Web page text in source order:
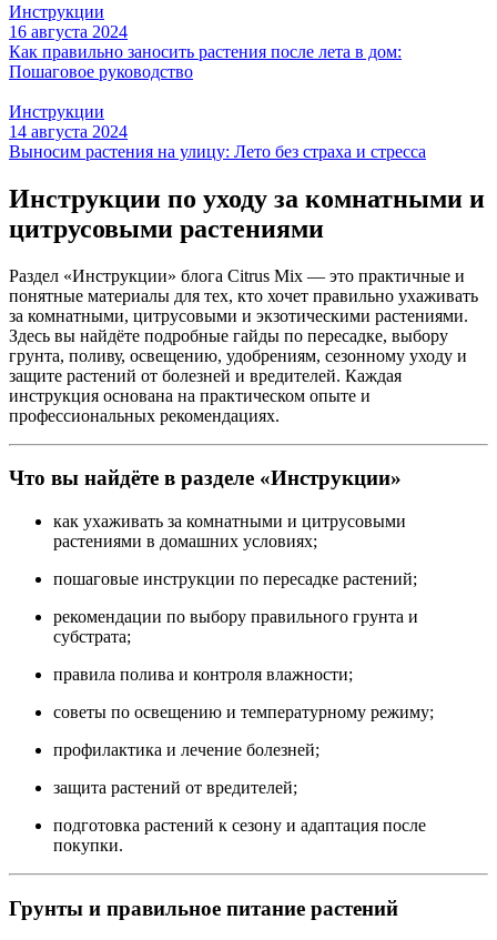
Инструкции
16 августа 2024
Как правильно заносить растения после лета в дом:
Пошаговое руководство
Инструкции
14 августа 2024
Выносим растения на улицу: Лето без страха и стресса
Инструкции по уходу за комнатными и
цитрусовыми растениями
Раздел «Инструкции» блога Citrus Mix — это практичные и
понятные материалы для тех, кто хочет правильно ухаживать
за комнатными, цитрусовыми и экзотическими растениями.
Здесь вы найдёте подробные гайды по пересадке, выбору
грунта, поливу, освещению, удобрениям, сезонному уходу и
защите растений от болезней и вредителей. Каждая
инструкция основана на практическом опыте и
профессиональных рекомендациях.
Что вы найдёте в разделе «Инструкции»
как ухаживать за комнатными и цитрусовыми
растениями в домашних условиях;
пошаговые инструкции по пересадке растений;
рекомендации по выбору правильного грунта и
субстрата;
правила полива и контроля влажности;
советы по освещению и температурному режиму;
профилактика и лечение болезней;
защита растений от вредителей;
подготовка растений к сезону и адаптация после
покупки.
Грунты и правильное питание растений